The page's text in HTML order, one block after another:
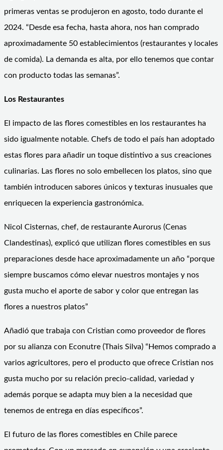
primeras ventas se produjeron en agosto, todo durante el
2024. “Desde esa fecha, hasta ahora, nos han comprado
aproximadamente 50 establecimientos (restaurantes y locales
de comida). La demanda es alta, por ello tenemos que contar
con producto todas las semanas”.
Los Restaurantes
El impacto de las flores comestibles en los restaurantes ha
sido igualmente notable. Chefs de todo el país han adoptado
estas flores para añadir un toque distintivo a sus creaciones
culinarias. Las flores no solo embellecen los platos, sino que
también introducen sabores únicos y texturas inusuales que
enriquecen la experiencia gastronómica.
Nicol Cisternas, chef, de restaurante Aurorus (Cenas
Clandestinas), explicó que utilizan flores comestibles en sus
preparaciones desde hace aproximadamente un año “porque
siempre buscamos cómo elevar nuestros montajes y nos
gusta mucho el aporte de sabor y color que entregan las
flores a nuestros platos”
Añadió que trabaja con Cristian como proveedor de flores
por su alianza con Econutre (Thais Silva) “Hemos comprado a
varios agricultores, pero el producto que ofrece Cristian nos
gusta mucho por su relación precio-calidad, variedad y
además porque se adapta muy bien a la necesidad que
tenemos de entrega en días específicos”.
El futuro de las flores comestibles en Chile parece